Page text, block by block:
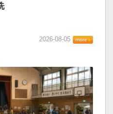
2026-08-05